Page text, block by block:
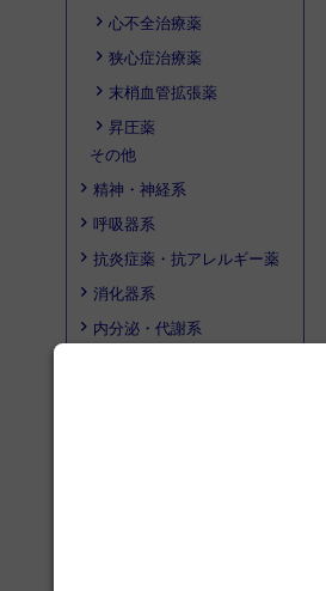
心不全治療薬
狭心症治療薬
末梢血管拡張薬
昇圧薬
その他
精神・神経系
呼吸器系
抗炎症薬・抗アレルギー薬
消化器系
内分泌・代謝系